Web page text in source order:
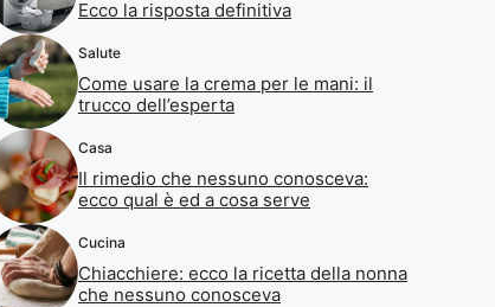
Ecco la risposta definitiva
Salute
Come usare la crema per le mani: il
trucco dell’esperta
Casa
Il rimedio che nessuno conosceva:
ecco qual è ed a cosa serve
Cucina
Chiacchiere: ecco la ricetta della nonna
che nessuno conosceva